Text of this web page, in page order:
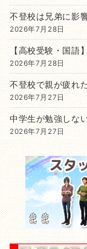
不登校は兄弟に影
2026年7月28日
【高校受験・国語
2026年7月28日
不登校で親が疲れ
2026年7月27日
中学生が勉強しな
2026年7月27日